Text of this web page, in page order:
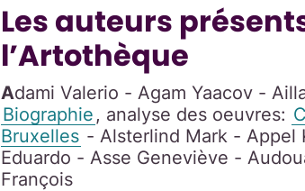
Les auteurs
l’Artothèque
Adami Valerio - Agam Yaacov -
Biographie , analyse des oeuvres:
Bruxelles - Alsterlind Mark - Appel
Eduardo - Asse Geneviève -
François